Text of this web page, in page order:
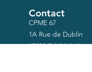
Contact
CPME 67
1A Rue de Dublin
67300 Schiltigheim